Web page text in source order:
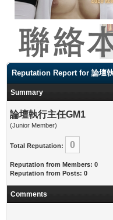
Reputation Report for 論壇
Summary
論壇執行主任GM1
(Junior Member)
Total Reputation: 0
Reputation from Members: 0
Reputation from Posts: 0
Comments